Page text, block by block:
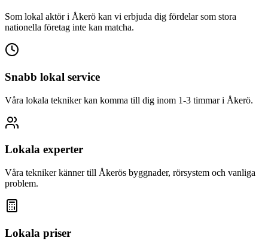
Som lokal aktör i Åkerö kan vi erbjuda dig fördelar som stora
nationella företag inte kan matcha.
Snabb lokal service
Våra lokala tekniker kan komma till dig inom 1-3 timmar i Åkerö.
Lokala experter
Våra tekniker känner till Åkerös byggnader, rörsystem och vanliga
problem.
Lokala priser